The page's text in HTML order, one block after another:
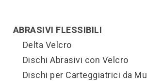
ABRASIVI FLESSIBILI
Delta Velcro
Dischi Abrasivi con Velcro
Dischi per Carteggiatrici da